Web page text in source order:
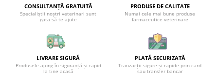
CONSULTANȚĂ GRATUITĂ
Specialiștii noștri veterinari sunt
gata să te ajute
PRODUSE DE CALITATE
Numai cele mai bune produse
farmaceutice veterinare
LIVRARE SIGURĂ
Produsele ajung în siguranță și rapid
la tine acasă
PLATĂ SECURIZATĂ
Tranzacții sigure și rapide prin card
sau transfer bancar